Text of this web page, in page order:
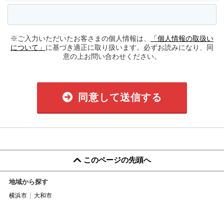
※ご入力いただいたお客さまの個人情報は、
「個人情報の取扱い
について」 に基づき適正に取り扱います。必ずお読みになり、同
意の上お問い合わせください。
同意して送信する
このページの先頭へ
地域から探す
横浜市 大和市